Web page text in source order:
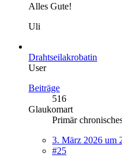
Alles Gute!
Uli
Drahtseilakrobatin
User
Beiträge
516
Glaukomart
Primär
3. März 2026 um
#25